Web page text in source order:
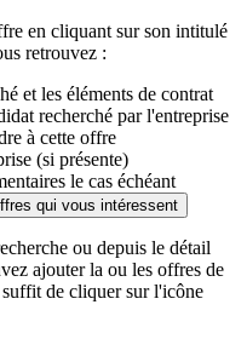
en cliquant sur son intitulé
retrouvez :
et les éléments de contrat
recherché par l'entreprise
à cette offre
(si présente)
le cas échéant
qui vous intéressent
ou depuis le détail
ajouter la ou les offres de
de cliquer sur l'icône